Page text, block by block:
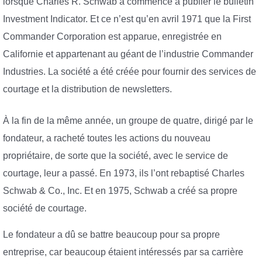
Investment Indicator. Et ce n’est qu’en avril 1971 que la First
Commander Corporation est apparue, enregistrée en
Californie et appartenant au géant de l’industrie Commander
Industries. La société a été créée pour fournir des services de
courtage et la distribution de newsletters.
À la fin de la même année, un groupe de quatre, dirigé par le
fondateur, a racheté toutes les actions du nouveau
propriétaire, de sorte que la société, avec le service de
courtage, leur a passé. En 1973, ils l’ont rebaptisé Charles
Schwab & Co., Inc. Et en 1975, Schwab a créé sa propre
société de courtage.
Le fondateur a dû se battre beaucoup pour sa propre
entreprise, car beaucoup étaient intéressés par sa carrière